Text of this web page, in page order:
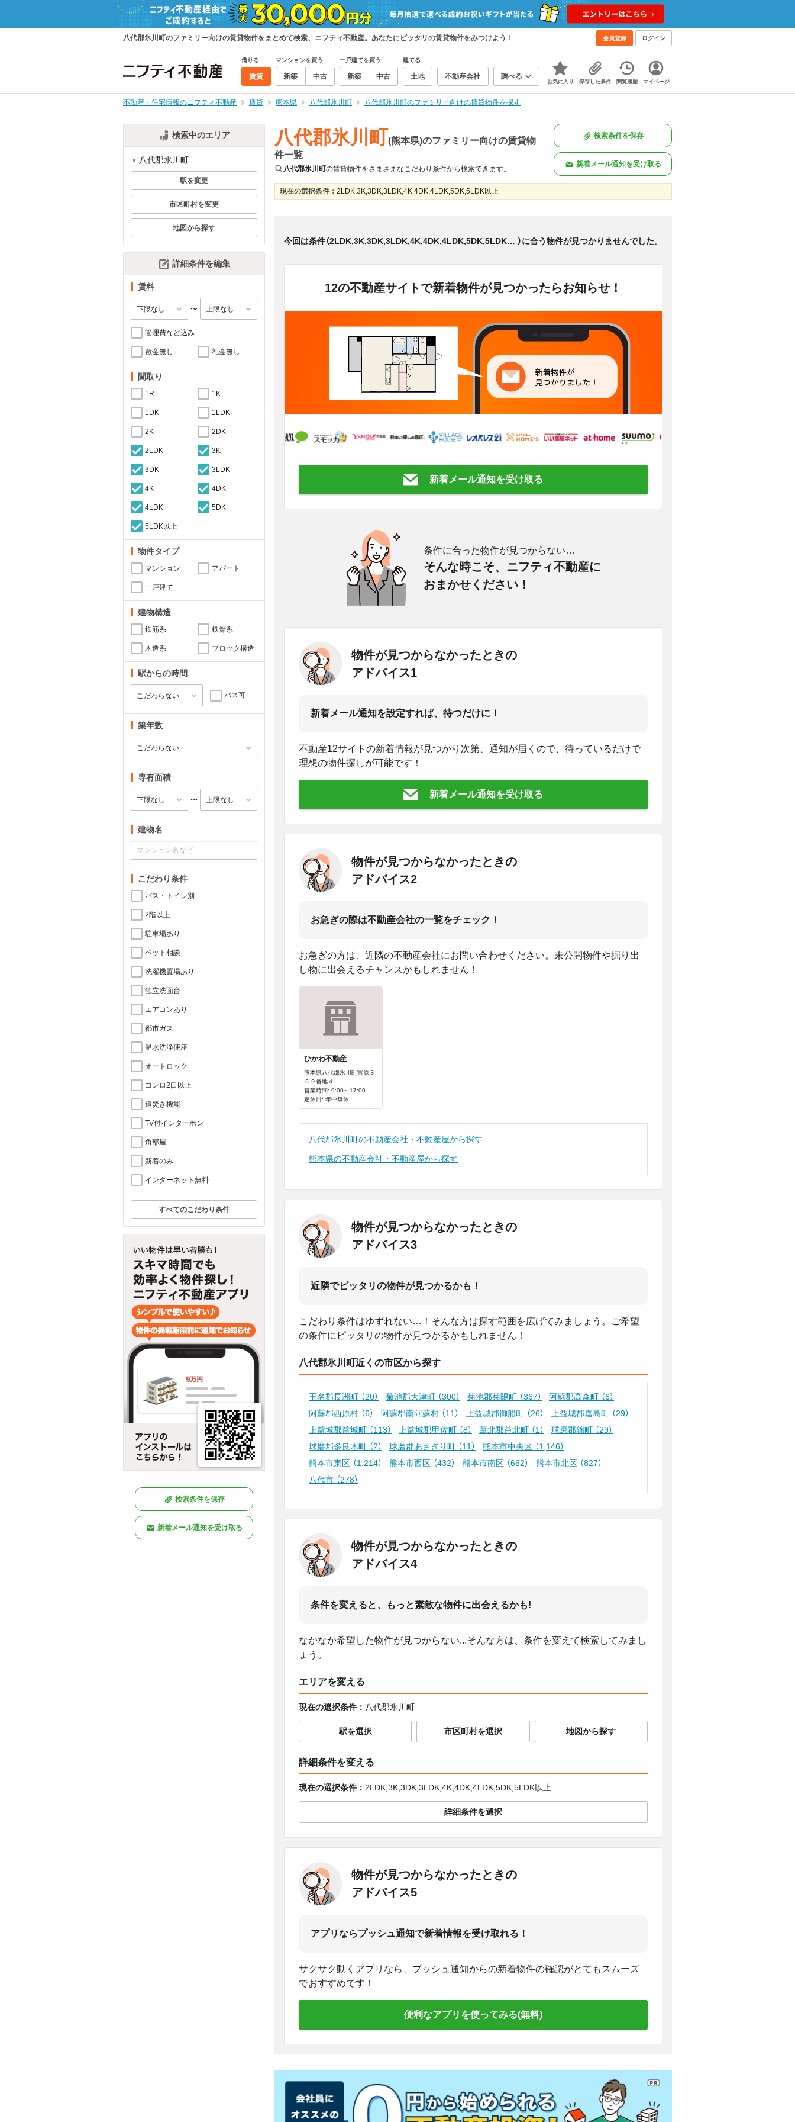
八代郡氷川町のファミリー向けの賃貸物件をまとめて検索、ニフティ不動産。あなたにピッタリの賃貸物件をみつけよう！ 会員登録 ログイン
借りる
賃貸
マンションを買う
新築 中古
一戸建てを買う
新築 中古
建てる
土地 不動産会社 調べる
お気に入り 保存した条件 閲覧履歴 マイページ
不動産・住宅情報のニフティ不動産 賃貸 熊本県 八代郡氷川町 八代郡氷川町のファミリー向けの賃貸物件を探す
検索中のエリア
八代郡氷川町
駅を変更
市区町村を変更
地図から探す
詳細条件を編集
賃料
〜
管理費など込み
敷金無し 礼金無し
間取り
1R 1K
1DK 1LDK
2K 2DK
2LDK 3K
3DK 3LDK
4K 4DK
4LDK 5DK
5LDK以上
物件タイプ
マンション アパート
一戸建て
建物構造
鉄筋系 鉄骨系
木造系 ブロック構造
駅からの時間
バス可
築年数
専有面積
〜
建物名
こだわり条件
バス・トイレ別
2階以上
駐車場あり
ペット相談
洗濯機置場あり
独立洗面台
エアコンあり
都市ガス
温水洗浄便座
オートロック
コンロ2口以上
追焚き機能
TV付インターホン
角部屋
新着のみ
インターネット無料
すべてのこだわり条件
検索条件を保存
新着メール通知を受け取る
八代郡氷川町(熊本県)のファミリー向けの賃貸物
件一覧
八代郡氷川町の賃貸物件をさまざまなこだわり条件から検索できます。
検索条件を保存
新着メール通知を受け取る
現在の選択条件： 2LDK,3K,3DK,3LDK,4K,4DK,4LDK,5DK,5LDK以上
物件数0件 < 1 >
今回は条件（ 2LDK,3K,3DK,3LDK,4K,4DK,4LDK,5DK,5LDK以上 ）に合う物件が見つかりませんでした。
12の不動産サイトで新着物件が見つかったらお知らせ！
新着メール通知を受け取る
条件に合った物件が見つからない…
そんな時こそ、ニフティ不動産に
おまかせください！
物件が見つからなかったときの
アドバイス1
新着メール通知を設定すれば、待つだけに！
不動産12サイトの新着情報が見つかり次第、通知が届くので、待っているだけで
理想の物件探しが可能です！
新着メール通知を受け取る
物件が見つからなかったときの
アドバイス2
お急ぎの際は不動産会社の一覧をチェック！
お急ぎの方は、近隣の不動産会社にお問い合わせください。未公開物件や掘り出
し物に出会えるチャンスかもしれません！
ひかわ不動産
熊本県八代郡氷川町宮原３
５９番地４
営業時間: 9:00～17:00
定休日: 年中無休
八代郡氷川町の不動産会社・不動産屋から探す
熊本県の不動産会社・不動産屋から探す
物件が見つからなかったときの
アドバイス3
近隣でピッタリの物件が見つかるかも！
こだわり条件はゆずれない…！そんな方は探す範囲を広げてみましょう。ご希望
の条件にピッタリの物件が見つかるかもしれません！
八代郡氷川町近くの市区から探す
玉名郡長洲町 （20） 菊池郡大津町 （300） 菊池郡菊陽町 （367） 阿蘇郡高森町 （6）
阿蘇郡西原村 （6） 阿蘇郡南阿蘇村 （11） 上益城郡御船町 （26） 上益城郡嘉島町 （29）
上益城郡益城町 （113） 上益城郡甲佐町 （8） 葦北郡芦北町 （1） 球磨郡錦町 （29）
球磨郡多良木町 （2） 球磨郡あさぎり町 （11） 熊本市中央区 （1,146）
熊本市東区 （1,214） 熊本市西区 （432） 熊本市南区 （662） 熊本市北区 （827）
八代市 （278）
物件が見つからなかったときの
アドバイス4
条件を変えると、もっと素敵な物件に出会えるかも!
なかなか希望した物件が見つからない...そんな方は、条件を変えて検索してみまし
ょう。
エリアを変える
現在の選択条件： 八代郡氷川町
駅を選択 市区町村を選択 地図から探す
詳細条件を変える
現在の選択条件： 2LDK,3K,3DK,3LDK,4K,4DK,4LDK,5DK,5LDK以上
詳細条件を選択
物件が見つからなかったときの
アドバイス5
アプリならプッシュ通知で新着情報を受け取れる！
サクサク動くアプリなら、プッシュ通知からの新着物件の確認がとてもスムーズ
でおすすめです！
便利なアプリを使ってみる(無料)